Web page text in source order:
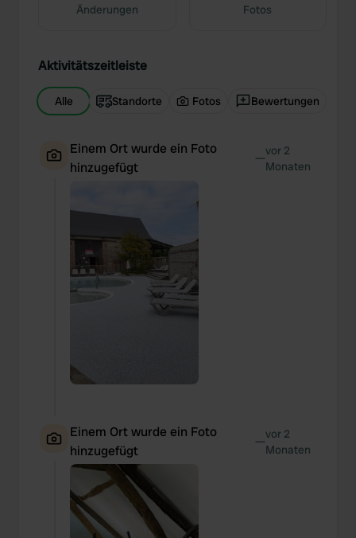
Änderungen Fotos
Aktivitätszeitleiste
Alle Standorte Fotos Bewertungen
Einem Ort wurde ein Foto
hinzugefügt
—vor 2
Monaten
Einem Ort wurde ein Foto
hinzugefügt
—vor 2
Monaten